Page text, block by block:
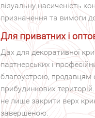
візуальну насиченість
призначення та вимоги
Для приватних і
Дах для декоративної
партнерських і
благоустрою, продавцям
прибудинкових
не лише закрити верх
завершеною.